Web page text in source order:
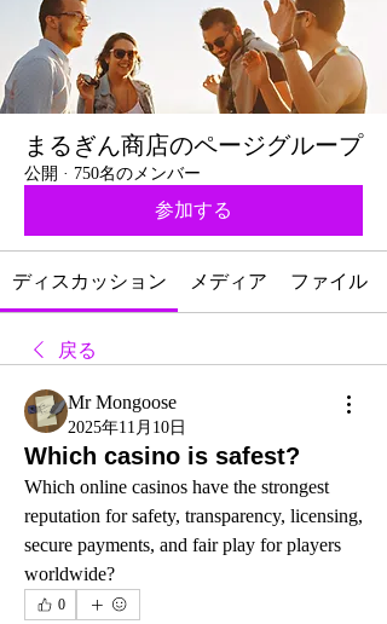
まるぎん商店のページグループ
公開 · 750名のメンバー
参加する
ディスカッション メディア ファイル
戻る
Mr Mongoose
2025年11月10日
Which casino is safest?
Which online casinos have the strongest
reputation for safety, transparency, licensing,
secure payments, and fair play for players
worldwide?
0